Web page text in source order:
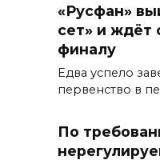
«Русфан»
сет» и ждёт
финалу
Едва успело
первенство в
По